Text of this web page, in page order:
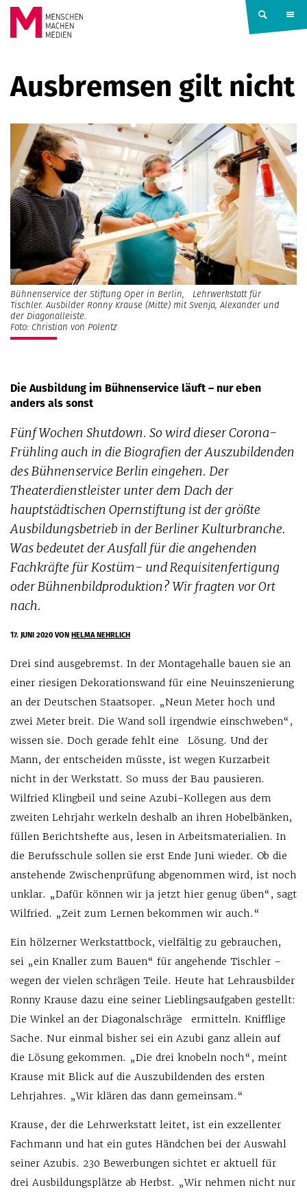
Springe zum Inhalt
MACHEN
MEDIEN
Ausbremsen gilt nicht
Bühnenservice der Stiftung Oper in Berlin, Lehrwerkstatt für
Tischler. Ausbilder Ronny Krause (Mitte) mit Svenja, Alexander und
der Diagonalleiste.
Foto: Christian von Polentz
Die Ausbildung im Bühnenservice läuft – nur eben
anders als sonst
Fünf Wochen Shutdown. So wird dieser Corona-
Frühling auch in die Biografien der Auszubildenden
des Bühnenservice Berlin eingehen. Der
Theaterdienstleister unter dem Dach der
hauptstädtischen Opernstiftung ist der größte
Ausbildungsbetrieb in der Berliner Kulturbranche.
Was bedeutet der Ausfall für die angehenden
Fachkräfte für Kostüm- und Requisitenfertigung
oder Bühnenbildproduktion? Wir fragten vor Ort
nach.
17. JUNI 2020VONHELMA NEHRLICH
Drei sind ausgebremst. In der Montagehalle bauen sie an
einer riesigen Dekorationswand für eine Neuinszenierung
an der Deutschen Staatsoper. „Neun Meter hoch und
zwei Meter breit. Die Wand soll irgendwie einschweben“,
wissen sie. Doch gerade fehlt eine Lösung. Und der
Mann, der entscheiden müsste, ist wegen Kurzarbeit
nicht in der Werkstatt. So muss der Bau pausieren.
Wilfried Klingbeil und seine Azubi-Kollegen aus dem
zweiten Lehrjahr werkeln deshalb an ihren Hobelbänken,
füllen Berichtshefte aus, lesen in Arbeitsmaterialien. In
die Berufsschule sollen sie erst Ende Juni wieder. Ob die
anstehende Zwischenprüfung abgenommen wird, ist noch
unklar. „Dafür können wir ja jetzt hier genug üben“, sagt
Wilfried. „Zeit zum Lernen bekommen wir auch.“
Ein hölzerner Werkstattbock, vielfältig zu gebrauchen,
sei „ein Knaller zum Bauen“ für angehende Tischler –
wegen der vielen schrägen Teile. Heute hat Lehrausbilder
Ronny Krause dazu eine seiner Lieblingsaufgaben gestellt:
Die Winkel an der Diagonalschräge ermitteln. Knifflige
Sache. Nur einmal bisher sei ein Azubi ganz allein auf
die Lösung gekommen. „Die drei knobeln noch“, meint
Krause mit Blick auf die Auszubildenden des ersten
Lehrjahres. „Wir klären das dann gemeinsam.“
Krause, der die Lehrwerkstatt leitet, ist ein exzellenter
Fachmann und hat ein gutes Händchen bei der Auswahl
seiner Azubis. 230 Bewerbungen sichtet er aktuell für
drei Ausbildungsplätze ab Herbst. „Wir nehmen nicht nur